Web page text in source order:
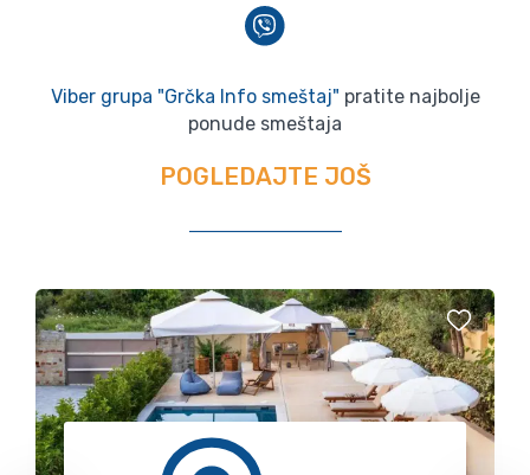
Viber grupa "Grčka Info smeštaj" pratite najbolje
ponude smeštaja
POGLEDAJTE JOŠ